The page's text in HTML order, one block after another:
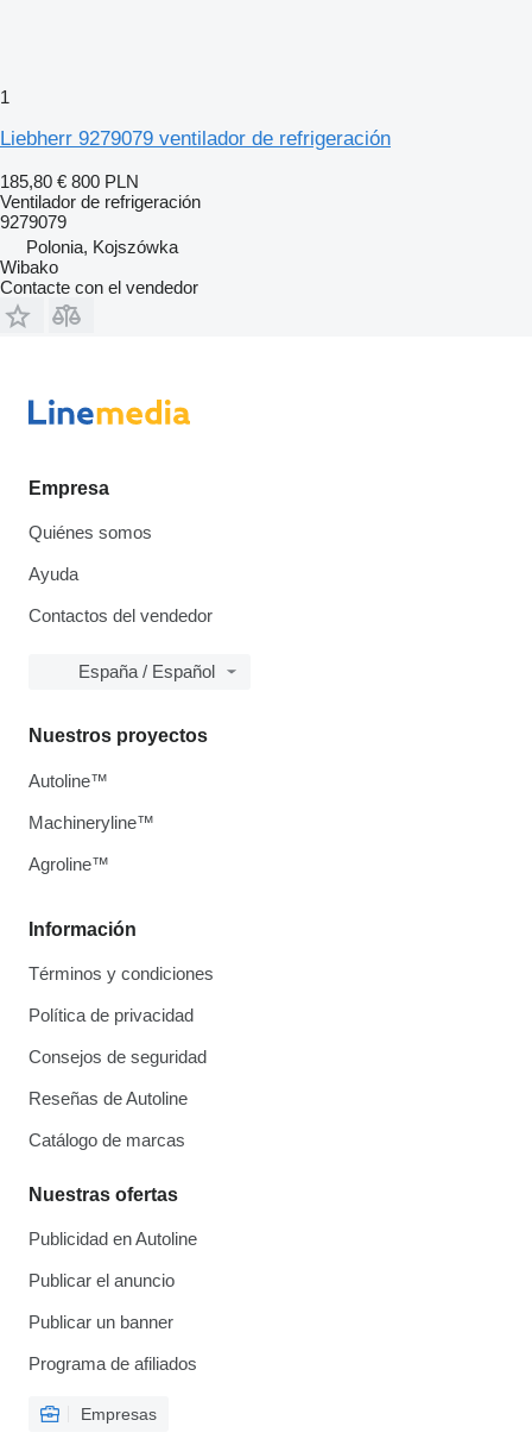
1
Liebherr 9279079 ventilador de refrigeración
185,80 € 800 PLN
Ventilador de refrigeración
9279079
Polonia, Kojszówka
Wibako
Contacte con el vendedor
Empresa
Quiénes somos
Ayuda
Contactos del vendedor
España / Español
Información
Términos y condiciones
Política de privacidad
Consejos de seguridad
Reseñas de Autoline
Catálogo de marcas
Nuestras ofertas
Publicidad en Autoline
Publicar el anuncio
Publicar un banner
Programa de afiliados
Empresas
Nuestros proyectos
Autoline™
Machineryline™
Agroline™